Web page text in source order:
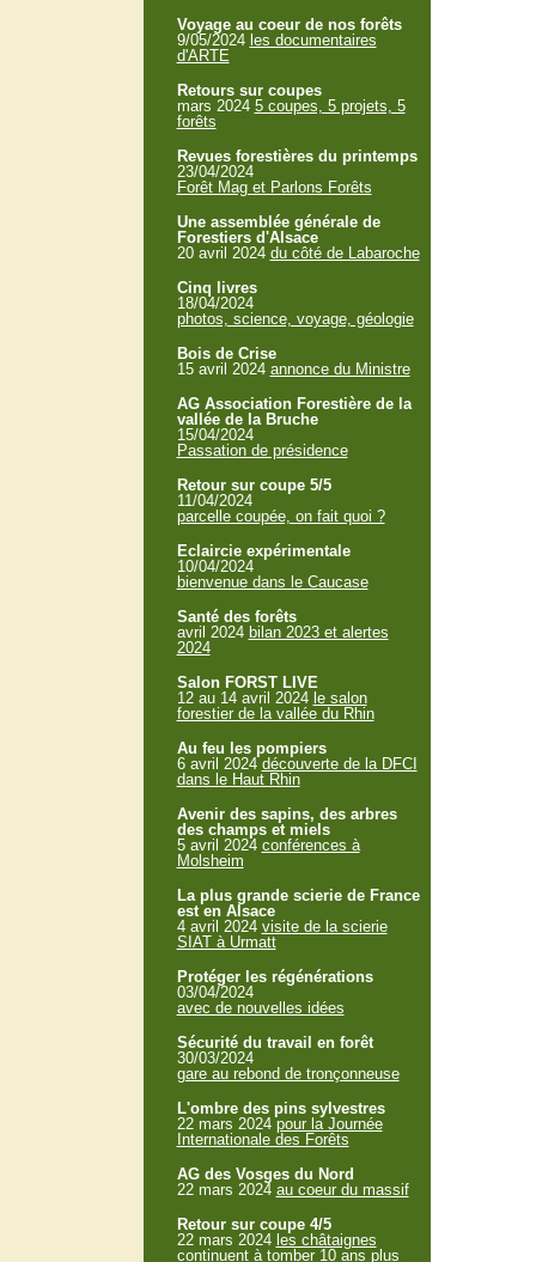
Voyage au coeur de nos forêts
9/05/2024 les documentaires
d'ARTE
Retours sur coupes
mars 2024 5 coupes, 5 projets, 5
forêts
Revues forestières du printemps
23/04/2024
Forêt Mag et Parlons Forêts
Une assemblée générale de
Forestiers d'Alsace
20 avril 2024 du côté de Labaroche
Cinq livres
18/04/2024
photos, science, voyage, géologie
Bois de Crise
15 avril 2024 annonce du Ministre
AG Association Forestière de la
vallée de la Bruche
15/04/2024
Passation de présidence
Retour sur coupe 5/5
11/04/2024
parcelle coupée, on fait quoi ?
Eclaircie expérimentale
10/04/2024
bienvenue dans le Caucase
Santé des forêts
avril 2024 bilan 2023 et alertes
2024
Salon FORST LIVE
12 au 14 avril 2024 le salon
forestier de la vallée du Rhin
Au feu les pompiers
6 avril 2024 découverte de la DFCI
dans le Haut Rhin
Avenir des sapins, des arbres
des champs et miels
5 avril 2024 conférences à
Molsheim
La plus grande scierie de France
est en Alsace
4 avril 2024 visite de la scierie
SIAT à Urmatt
Protéger les régénérations
03/04/2024
avec de nouvelles idées
Sécurité du travail en forêt
30/03/2024
gare au rebond de tronçonneuse
L'ombre des pins sylvestres
22 mars 2024 pour la Journée
Internationale des Forêts
AG des Vosges du Nord
22 mars 2024 au coeur du massif
Retour sur coupe 4/5
22 mars 2024 les châtaignes
continuent à tomber 10 ans plus